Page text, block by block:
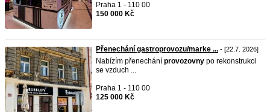
Praha 1 - 110 00
150 000 Kč
Přenechání gastroprovozu/marke ... - [22.7. 2026]
Nabízím přenechání provozovny po rekonstrukci
se vzduch ...
Praha 1 - 110 00
125 000 Kč